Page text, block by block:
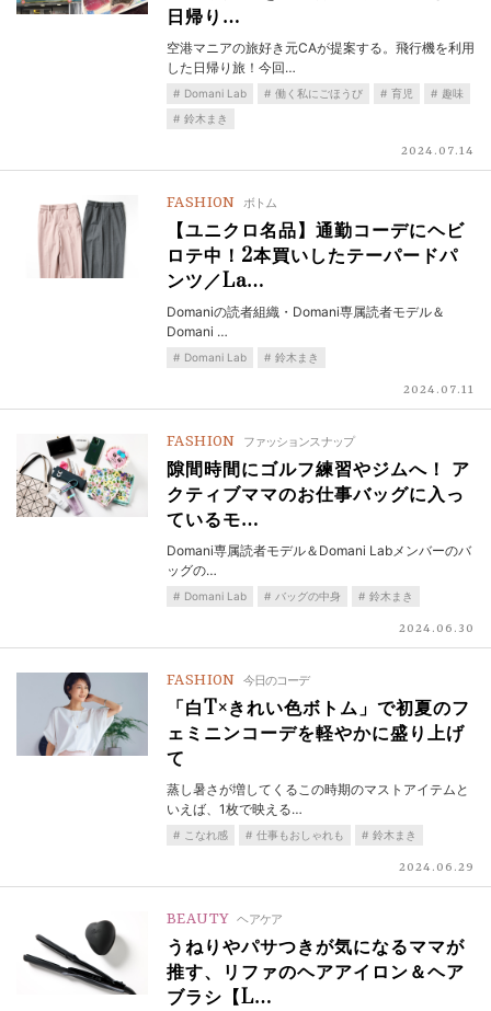
日帰り…
空港マニアの旅好き元CAが提案する。飛行機を利用
した日帰り旅！今回…
Domani Lab 働く私にごほうび 育児
趣味
鈴木まき
2024.07.14
FASHION ボトム
【ユニクロ名品】通勤コーデにヘビ
ロテ中！2本買いしたテーパードパ
ンツ／La…
Domaniの読者組織・Domani専属読者モデル＆
Domani …
Domani Lab 鈴木まき
2024.07.11
FASHION ファッションスナップ
隙間時間にゴルフ練習やジムへ！ ア
クティブママのお仕事バッグに入っ
ているモ…
Domani専属読者モデル＆Domani Labメンバーのバ
ッグの…
Domani Lab バッグの中身 鈴木まき
2024.06.30
FASHION 今日のコーデ
「白T×きれい色ボトム」で初夏のフ
ェミニンコーデを軽やかに盛り上げ
て
蒸し暑さが増してくるこの時期のマストアイテムと
いえば、1枚で映える…
こなれ感 仕事もおしゃれも 鈴木まき
2024.06.29
BEAUTY ヘアケア
うねりやパサつきが気になるママが
推す、リファのヘアアイロン＆ヘア
ブラシ【L…